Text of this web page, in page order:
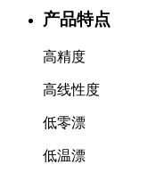
产品特点
高精度
高线性度
低零漂
低温漂